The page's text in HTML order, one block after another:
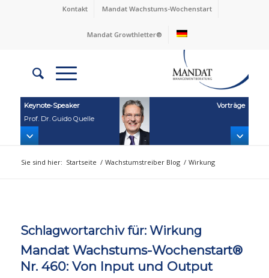
Kontakt Mandat Wachstums-Wochenstart
Mandat Growthletter®
Keynote‑Speaker
Prof. Dr. Guido Quelle
Vorträge
Sie sind hier: Startseite / Wachstumstreiber Blog / Wirkung
Schlagwortarchiv für: Wirkung
Mandat Wachstums-Wochenstart®
Nr. 460: Von Input und Output